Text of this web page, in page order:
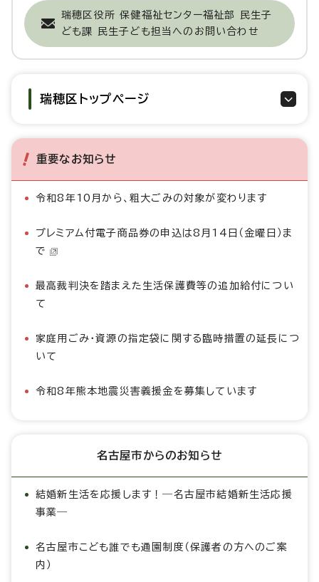
瑞穂区役所 保健福祉センター福祉部 民生子
ども課 民生子ども担当へのお問い合わせ
瑞穂区トップページ
重要なお知らせ
令和8年10月から、粗大ごみの対象が変わります
プレミアム付電子商品券の申込は8月14日（金曜日）ま
で
最高裁判決を踏まえた生活保護費等の追加給付につい
て
家庭用ごみ・資源の指定袋に関する臨時措置の延長につ
いて
令和8年熊本地震災害義援金を募集しています
名古屋市からのお知らせ
結婚新生活を応援します！―名古屋市結婚新生活応援
事業―
名古屋市こども誰でも通園制度（保護者の方へのご案
内）